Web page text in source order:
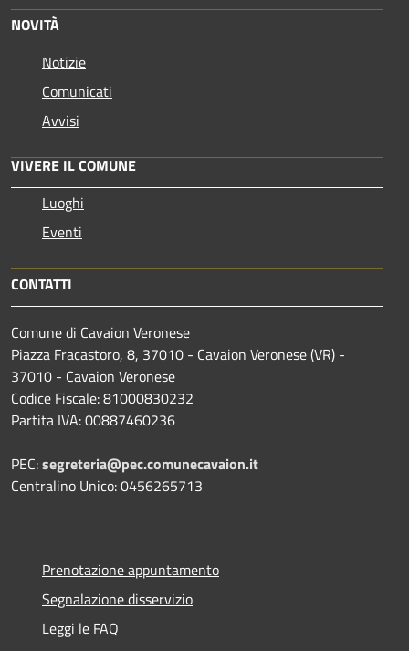
NOVITÀ
Notizie
Comunicati
Avvisi
VIVERE IL COMUNE
Luoghi
Eventi
CONTATTI
Comune di Cavaion Veronese
Piazza Fracastoro, 8, 37010 - Cavaion Veronese (VR) -
37010 - Cavaion Veronese
Codice Fiscale: 81000830232
Partita IVA: 00887460236
PEC:segreteria@pec.comunecavaion.it
Centralino Unico: 0456265713
Prenotazione appuntamento
Segnalazione disservizio
Leggi le FAQ